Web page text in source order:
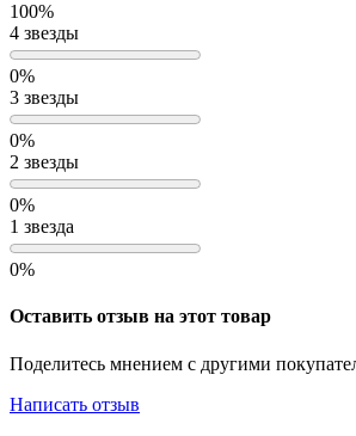
100%
4 звезды
0%
3 звезды
0%
2 звезды
0%
1 звезда
0%
Оставить отзыв на этот товар
Поделитесь мнением с другими
Написать отзыв